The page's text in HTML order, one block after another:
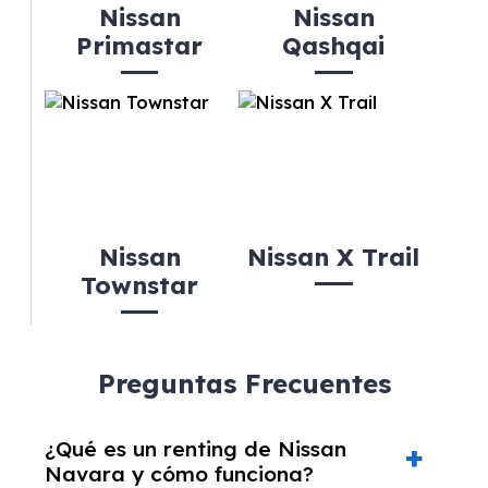
Nissan
Primastar
Nissan
Qashqai
Nissan
Townstar
Nissan X Trail
Preguntas Frecuentes
¿Qué es un renting de Nissan
Navara y cómo funciona?